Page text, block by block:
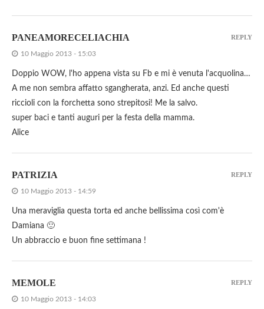
PANEAMORECELIACHIA
10 Maggio 2013 - 15:03
Doppio WOW, l'ho appena vista su Fb e mi è venuta l'acquolina…
A me non sembra affatto sgangherata, anzi. Ed anche questi
riccioli con la forchetta sono strepitosi! Me la salvo.
super baci e tanti auguri per la festa della mamma.
Alice
REPLY
PATRIZIA
10 Maggio 2013 - 14:59
Una meraviglia questa torta ed anche bellissima così com'è
Damiana 🙂
Un abbraccio e buon fine settimana !
REPLY
MEMOLE
10 Maggio 2013 - 14:03
REPLY